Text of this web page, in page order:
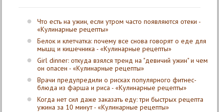
Что есть на ужин, если утром часто появляются отеки -
«Кулинарные рецепты»
Белок и клетчатка: почему все снова говорят о еде для
мышц и кишечника - «Кулинарные рецепты»
Girl dinner: откуда взялся тренд на "девичий ужин" и чем
он опасен - «Кулинарные рецепты»
Врачи предупредили о рисках популярного фитнес-
блюда из фарша и риса - «Кулинарные рецепты»
Когда нет сил даже заказать еду: три быстрых рецепта
ужина за 10 минут - «Кулинарные рецепты»